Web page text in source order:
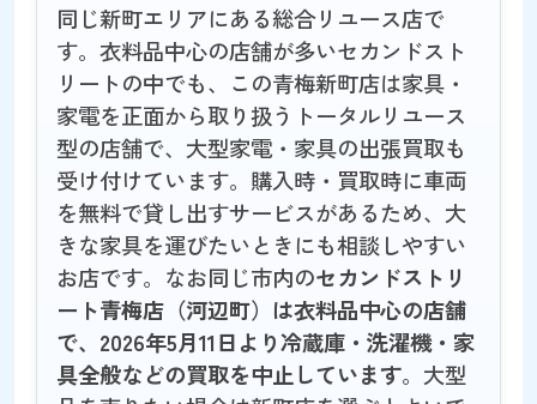
同じ新町エリアにある総合リユース店で
す。衣料品中心の店舗が多いセカンドスト
リートの中でも、この青梅新町店は家具・
家電を正面から取り扱うトータルリユース
型の店舗で、大型家電・家具の出張買取も
受け付けています。購入時・買取時に車両
を無料で貸し出すサービスがあるため、大
きな家具を運びたいときにも相談しやすい
お店です。なお同じ市内のセカンドストリ
ート青梅店（河辺町）は衣料品中心の店舗
で、2026年5月11日より冷蔵庫・洗濯機・家
具全般などの買取を中止しています。大型